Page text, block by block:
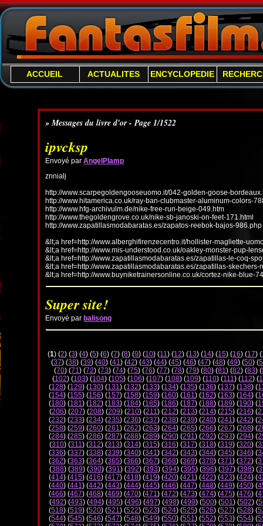
ACCUEIL ACTUALITES ENCYCLOPEDIE
» Messages du livre d'or - Page 1/1522
ipvcksp
Envoyé parAngelPlamp
znnialj
http://www.scarpegoldengooseuomo.it/042-golden-goose-
http://www.hitamerica.co.uk/ray-ban-clubmaster-aluminum-colors-
http://www.hfg-archivulm.de/nike-free-run-beige-049.htm
http://www.thegoldengrove.co.uk/nike-sb-janoski-on-feet-171.html
http://www.zapatillasmodabaratas.es/zapatos-reebok-bajos-986.php
&lt;a href=http://www.alberghifirenzecentro.it/hollister-magliette-
&lt;a href=http://www.mis-understood.co.uk/oakley-monster-pup-
&lt;a href=http://www.zapatillasmodabaratas.es/zapatillas-le-coq-
&lt;a href=http://www.zapatillasmodabaratas.es/zapatillas-
&lt;a href=http://www.buyniketrainersonline.co.uk/cortez-nike-blue-
Super site!
Envoyé par balisong
(1) (2) (3) (4) (5) (6) (7) (8) (9) (10) (11) (12) (13) (14) (15) (16) (17) (
(37) (38) (39) (40) (41) (42) (43) (44) (45) (46) (47) (48) (49) (50) (
(70) (71) (72) (73) (74) (75) (76) (77) (78) (79) (80) (81) (82) (83) (
(102) (103) (104) (105) (106) (107) (108) (109) (110) (111) (112) (
(128) (129) (130) (131) (132) (133) (134) (135) (136) (137) (138) (
(154) (155) (156) (157) (158) (159) (160) (161) (162) (163) (164) (
(180) (181) (182) (183) (184) (185) (186) (187) (188) (189) (190) (
(206) (207) (208) (209) (210) (211) (212) (213) (214) (215) (216) (
(232) (233) (234) (235) (236) (237) (238) (239) (240) (241) (242) (
(258) (259) (260) (261) (262) (263) (264) (265) (266) (267) (268) (
(284) (285) (286) (287) (288) (289) (290) (291) (292) (293) (294) (
(310) (311) (312) (313) (314) (315) (316) (317) (318) (319) (320) (
(336) (337) (338) (339) (340) (341) (342) (343) (344) (345) (346) (
(362) (363) (364) (365) (366) (367) (368) (369) (370) (371) (372) (
(388) (389) (390) (391) (392) (393) (394) (395) (396) (397) (398) (
(414) (415) (416) (417) (418) (419) (420) (421) (422) (423) (424) (
(440) (441) (442) (443) (444) (445) (446) (447) (448) (449) (450) (
(466) (467) (468) (469) (470) (471) (472) (473) (474) (475) (476) (
(492) (493) (494) (495) (496) (497) (498) (499) (500) (501) (502) (
(518) (519) (520) (521) (522) (523) (524) (525) (526) (527) (528) (
(544) (545) (546) (547) (548) (549) (550) (551) (552) (553) (554) (